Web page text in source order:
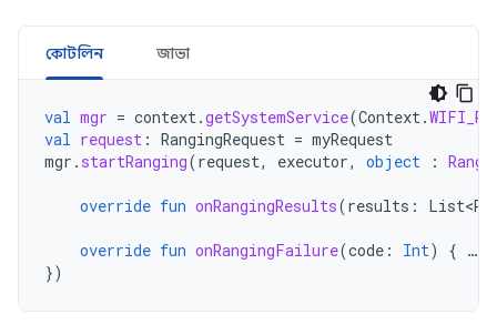
কোটলিন জাভা
val mgr = context.getSystemService(Context.
val request : RangingRequest = myRequest
mgr . startRanging(request, executor, object :
override fun onRangingResults(results :
override fun onRangingFailure(code : Int) { …
})